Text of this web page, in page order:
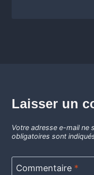
Laisser un
Votre adresse e-mail ne
obligatoires sont
Commentaire *